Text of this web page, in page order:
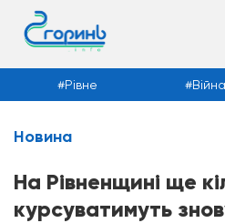
Новини
Рівне Війна
Новина
На Рівненщині ще
курсуватимуть